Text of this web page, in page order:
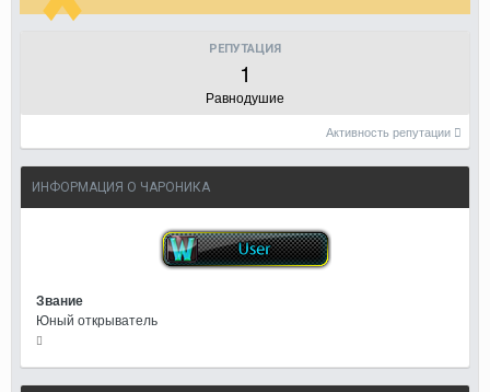
РЕПУТАЦИЯ
1
Равнодушие
Активность репутации
ИНФОРМАЦИЯ О ЧАРОНИКА
Звание
Юный открыватель